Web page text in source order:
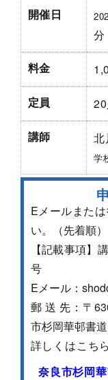
開催日
分
料金
定員
講師 北
学
Eメールまた
い。（先着順）
【記載事項】
号
Eメール：
郵 送 先：〒
市杉岡華邨書
詳しくはこち
奈良市杉岡